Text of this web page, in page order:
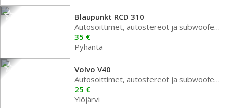
Blaupunkt RCD 310
Autosoittimet, autostereot ja subwoofer autoon
35 €
Pyhäntä
Volvo V40
Autosoittimet, autostereot ja subwoofer autoon
25 €
Ylöjärvi